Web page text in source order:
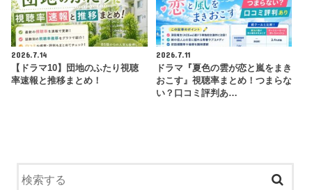
2026.7.14
【ドラマ10】団地のふたり視聴
率速報と推移まとめ！
2026.7.11
ドラマ『夏色の雲が恋と嵐をまき
おこす』視聴率まとめ！つまらな
い？口コミ評判あ…